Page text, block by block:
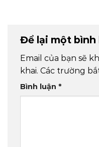
Để lại một bình
Email của bạn sẽ
khai. Các trường
Bình luận *